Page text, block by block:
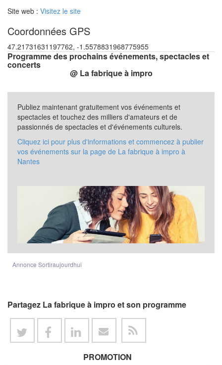
Site web : Visitez le site
Coordonnées GPS
47.21731631197762, -1.5578831968775955
Programme des prochains événements, spectacles et
concerts
@ La fabrique à impro
Publiez maintenant gratuitement vos événements et
spectacles et touchez des milliers d'amateurs et de
passionnés de spectacles et d'événements culturels.
Cliquez ici pour plus d'informations et commencez à publier
vos événements sur la page de La fabrique à impro à
Nantes
Annonce Sortiraujourdhui
Partagez La fabrique à impro et son programme
PROMOTION